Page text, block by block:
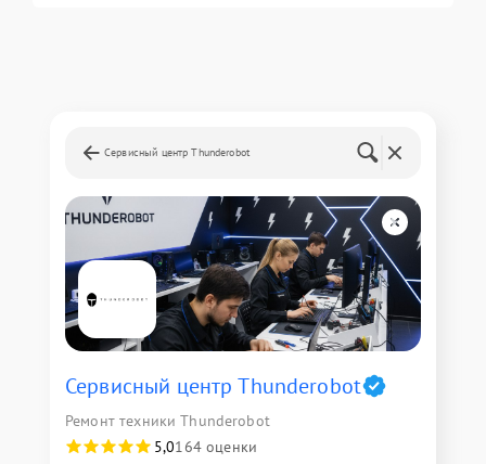
Сервисный центр Thunderobot
Сервисный центр Thunderobot
Ремонт техники Thunderobot
5,0164 оценки